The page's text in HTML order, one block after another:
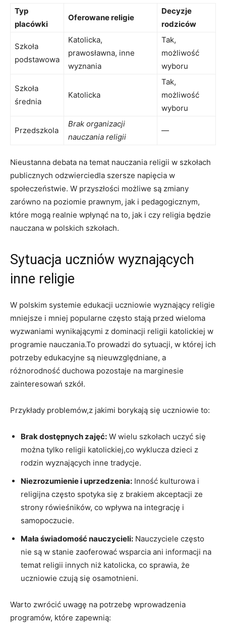
Typ
placówki
Oferowane religie
Decyzje
rodziców
Szkoła
podstawowa
Katolicka,
prawosławna, inne
wyznania
Tak,
możliwość
wyboru
Szkoła
średnia
Katolicka
Tak,
możliwość
wyboru
Przedszkola
Brak organizacji
nauczania religii
—
Nieustanna debata na temat nauczania religii w szkołach
publicznych odzwierciedla szersze napięcia w
społeczeństwie. W przyszłości możliwe są zmiany
zarówno na poziomie prawnym, jak i pedagogicznym,
które mogą realnie wpłynąć na to, jak i czy religia będzie
nauczana w polskich szkołach.
Sytuacja uczniów wyznających
inne religie
W polskim systemie edukacji uczniowie wyznający religie
mniejsze i mniej popularne często stają przed wieloma
wyzwaniami wynikającymi z dominacji religii katolickiej w
programie nauczania.To prowadzi do sytuacji, w której ich
potrzeby edukacyjne są nieuwzględniane, a
różnorodność duchowa pozostaje na marginesie
zainteresowań szkół.
Przykłady problemów,z jakimi borykają się uczniowie to:
Brak dostępnych zajęć: W wielu szkołach uczyć się
można tylko religii katolickiej,co wyklucza dzieci z
rodzin wyznających inne tradycje.
Niezrozumienie i uprzedzenia: Inność kulturowa i
religijna często spotyka się z brakiem akceptacji ze
strony rówieśników, co wpływa na integrację i
samopoczucie.
Mała świadomość nauczycieli: Nauczyciele często
nie są w stanie zaoferować wsparcia ani informacji na
temat religii innych niż katolicka, co sprawia, że
uczniowie czują się osamotnieni.
Warto zwrócić uwagę na potrzebę wprowadzenia
programów, które zapewnią: